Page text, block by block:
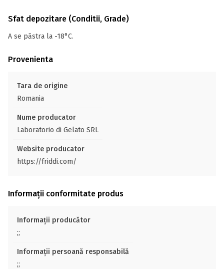
Sfat depozitare (Conditii, Grade)
A se păstra la -18°C.
Provenienta
Tara de origine
Romania
Nume producator
Laboratorio di Gelato SRL
Website producator
https://friddi.com/
Informații conformitate produs
Informații producător
;;
Informații persoană responsabilă
;;